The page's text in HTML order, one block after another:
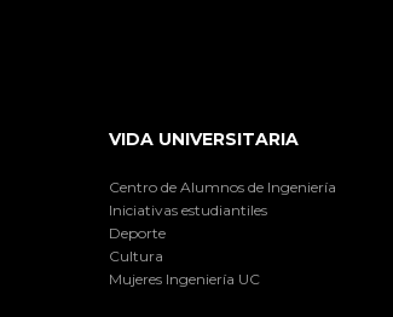
VIDA UNIVERSITARIA
Centro de Alumnos de Ingeniería
Iniciativas estudiantiles
Deporte
Cultura
Mujeres Ingeniería UC